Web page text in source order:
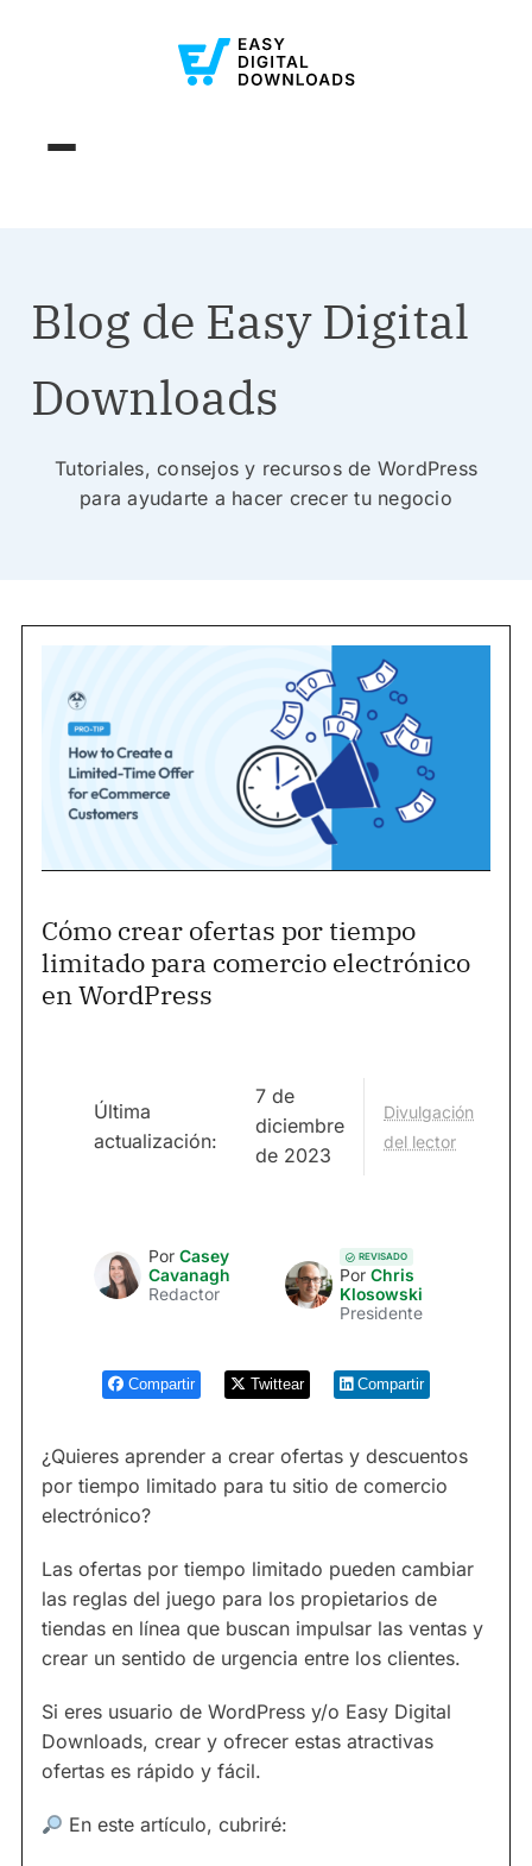
Blog de Easy Digital
Downloads
Tutoriales, consejos y recursos de WordPress
para ayudarte a hacer crecer tu negocio
Cómo crear ofertas por tiempo
limitado para comercio electrónico
en WordPress
Última
actualización:
7 de
diciembre
de 2023
Divulgación
del lector
Por Casey
Cavanagh
Redactor
REVISADO
Por Chris
Klosowski
Presidente
Compartir Twittear Compartir
¿Quieres aprender a crear ofertas y descuentos
por tiempo limitado para tu sitio de comercio
electrónico?
Las ofertas por tiempo limitado pueden cambiar
las reglas del juego para los propietarios de
tiendas en línea que buscan impulsar las ventas y
crear un sentido de urgencia entre los clientes.
Si eres usuario de WordPress y/o Easy Digital
Downloads, crear y ofrecer estas atractivas
ofertas es rápido y fácil.
En este artículo, cubriré: